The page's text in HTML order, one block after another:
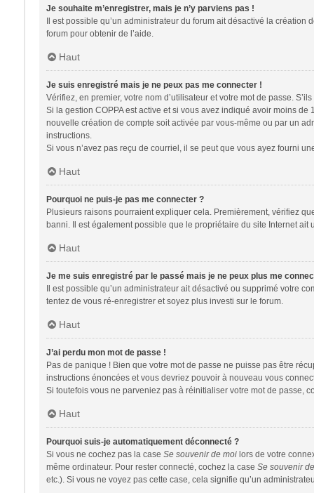
Je souhaite m’enregistrer, mais je n’y parviens pas !
Il est possible qu’un administrateur du forum ait désactivé la
forum pour obtenir de l’aide.
Haut
Je suis enregistré mais je ne peux pas me connecter !
Vérifiez, en premier, votre nom d’utilisateur et votre mot de passe.
Si la gestion COPPA est active et si vous avez indiqué avoir moins
nouvelle création de compte soit activée par vous-même ou par un
instructions.
Si vous n’avez pas reçu de courriel, il se peut que vous ayez fourni
Haut
Pourquoi ne puis-je pas me connecter ?
Plusieurs raisons pourraient expliquer cela. Premièrement, vérifiez
banni. Il est également possible que le propriétaire du site Internet
Haut
Je me suis enregistré par le passé mais je ne peux plus me
Il est possible qu’un administrateur ait désactivé ou supprimé votre
tentez de vous ré-enregistrer et soyez plus investi sur le forum.
Haut
J’ai perdu mon mot de passe !
Pas de panique ! Bien que votre mot de passe ne puisse pas être
instructions énoncées et vous devriez pouvoir à nouveau vous
Si toutefois vous ne parveniez pas à réinitialiser votre mot de passe,
Haut
Pourquoi suis-je automatiquement déconnecté ?
Si vous ne cochez pas la case Se souvenir de moilors de votre
même ordinateur. Pour rester connecté, cochez la case Se souvenir
etc.). Si vous ne voyez pas cette case, cela signifie qu’un